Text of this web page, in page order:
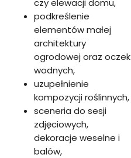
czy elewacji domu,
podkreślenie
elementów małej
architektury
ogrodowej oraz oczek
wodnych,
uzupełnienie
kompozycji roślinnych,
sceneria do sesji
zdjęciowych,
dekoracje weselne i
balów,